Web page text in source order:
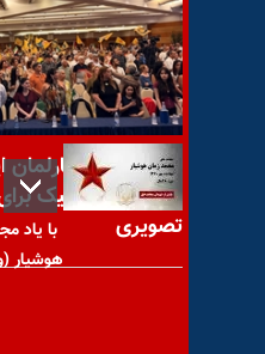
افشا
و
با یاد
هوشیار
کنفرانس در پارلمان
راه‌حل دموکراتیک
تصویری